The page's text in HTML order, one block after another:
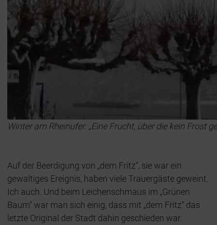
Winter am Rheinufer: „Eine Frucht, über die kein Frost
Auf der Beerdigung von „dem Fritz“, sie war ein
gewaltiges Ereignis, haben viele Trauergäste geweint.
Ich auch. Und beim Leichenschmaus im „Grünen
Baum“ war man sich einig, dass mit „dem Fritz“ das
letzte Original der Stadt dahin geschieden war.